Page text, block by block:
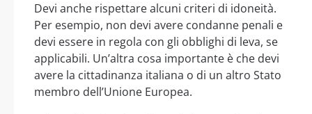
Devi anche rispettare alcuni criteri di idoneità.
Per esempio, non devi avere condanne penali e
devi essere in regola con gli obblighi di leva, se
applicabili. Un’altra cosa importante è che devi
avere la cittadinanza italiana o di un altro Stato
membro dell’Unione Europea.